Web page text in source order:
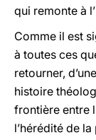
qui remonte à
Comme il est
à toutes ces
retourner,
histoire
frontière entre
l’hérédité de